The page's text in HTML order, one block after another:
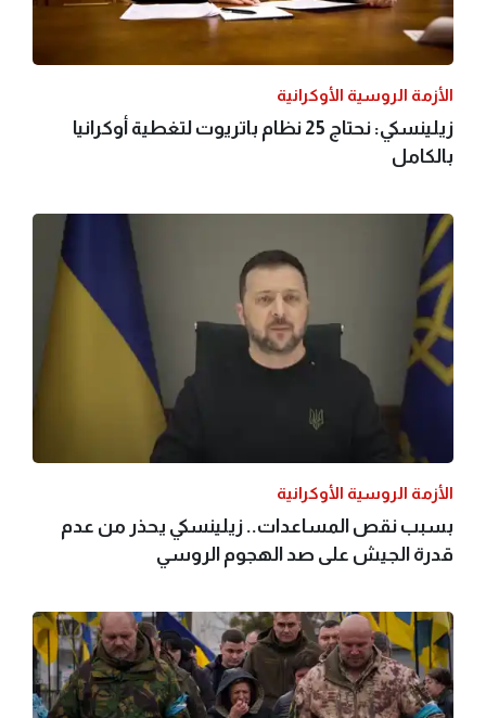
الأزمة الروسية الأوكرانية
زيلينسكي: نحتاج 25 نظام باتريوت لتغطية أوكرانيا
بالكامل
الأزمة الروسية الأوكرانية
بسبب نقص المساعدات.. زيلينسكي يحذر من عدم
قدرة الجيش على صد الهجوم الروسي